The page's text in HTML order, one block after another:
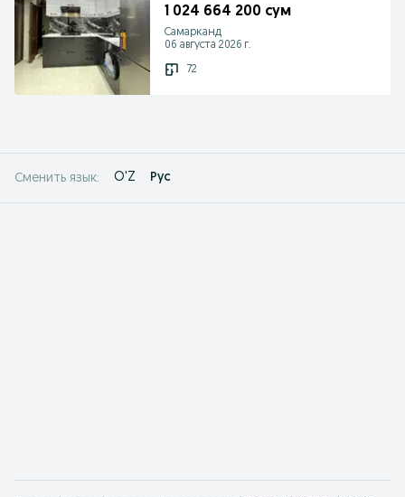
1 024 664 200 сум
Самарканд
06 августа 2026 г.
72
Сменить язык: O'Z Рус